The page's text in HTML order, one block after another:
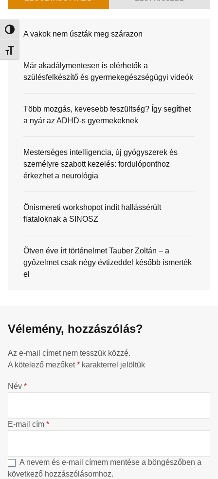
Nagy kontraszt váltása
Betűméret váltása
A vakok nem úszták meg szárazon
Már akadálymentesen is elérhetők a
szülésfelkészítő és gyermekegészségügyi videók
Több mozgás, kevesebb feszültség? Így segíthet
a nyár az ADHD-s gyermekeknek
Mesterséges intelligencia, új gyógyszerek és
személyre szabott kezelés: fordulóponthoz
érkezhet a neurológia
Önismereti workshopot indít hallássérült
fiataloknak a SINOSZ
Ötven éve írt történelmet Tauber Zoltán – a
győzelmet csak négy évtizeddel később ismerték
el
Vélemény, hozzászólás?
Az e-mail címet nem tesszük közzé.
A kötelező mezőket* karakterrel jelöltük
Név *
E-mail cím *
A nevem és e-mail címem mentése a böngészőben a
következő hozzászólásomhoz.